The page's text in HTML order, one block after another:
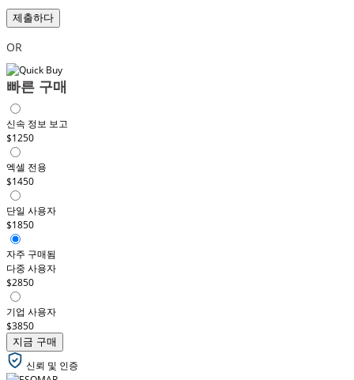
제출하다
OR
빠른 구매
신속 정보 보고
$1250
엑셀 전용
$1450
단일 사용자
$1850
자주 구매됨
다중 사용자
$2850
기업 사용자
$3850
지금 구매
신뢰 및 인증